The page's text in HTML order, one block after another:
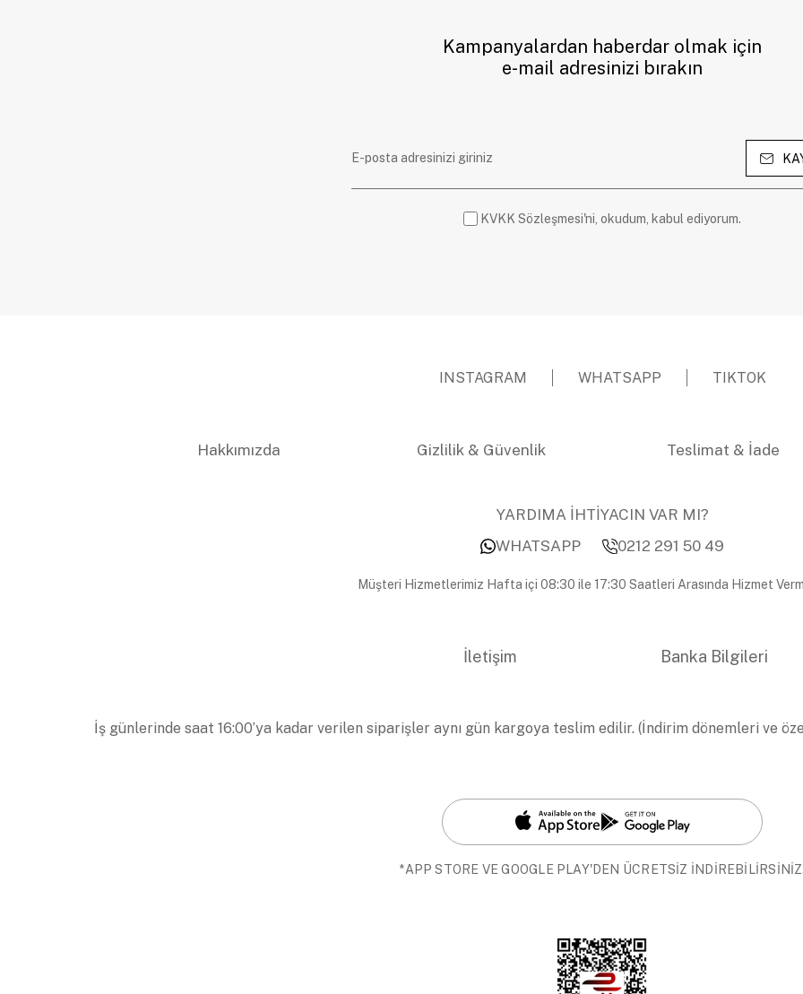
Kampanyalardan haberdar olmak için
e-mail adresinizi bırakın
KVKK Sözleşmesi'ni, okudum, kabul ediyorum.
INSTAGRAM WHATSAPP TIKTOK
Hakkımızda Gizlilik & Güvenlik Teslimat & İade
YARDIMA İHTİYACIN VAR MI?
WHATSAPP
0212 291 50 49
Müşteri Hizmetlerimiz Hafta içi 08:30 ile 17:30 Saatleri Arasında Hizmet
İletişim Banka Bilgileri
İş günlerinde saat 16:00’ya kadar verilen siparişler aynı gün kargoya teslim edilir. (İndirim dönemleri ve
*APP STORE VE GOOGLE PLAY'DEN ÜCRETSİZ İNDİREBİLİRSİNİZ.